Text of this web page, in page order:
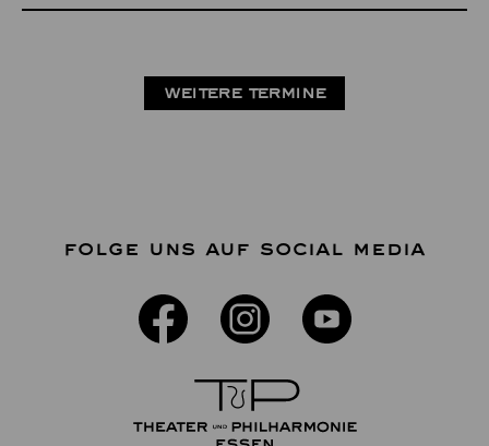
WEITERE TERMINE
FOLGE UNS AUF SOCIAL MEDIA